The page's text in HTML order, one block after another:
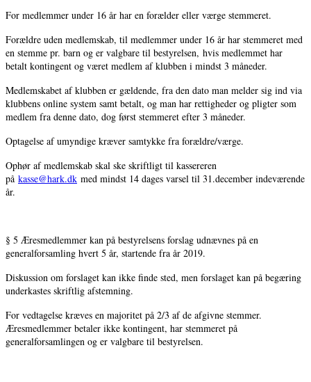
For medlemmer under 16 år har en forælder eller værge stemmeret.
Forældre uden medlemskab, til medlemmer under 16 år har stemmeret med
en stemme pr. barn og er valgbare til bestyrelsen, hvis medlemmet har
betalt kontingent og været medlem af klubben i mindst 3 måneder.
Medlemskabet af klubben er gældende, fra den dato man melder sig ind via
klubbens online system samt betalt, og man har rettigheder og pligter som
medlem fra denne dato, dog først stemmeret efter 3 måneder.
Optagelse af umyndige kræver samtykke fra forældre/værge.
Ophør af medlemskab skal ske skriftligt til kassereren
på kasse@hark.dk med mindst 14 dages varsel til 31.december indeværende
år.
§ 5 Æresmedlemmer kan på bestyrelsens forslag udnævnes på en
generalforsamling hvert 5 år, startende fra år 2019.
Diskussion om forslaget kan ikke finde sted, men forslaget kan på begæring
underkastes skriftlig afstemning.
For vedtagelse kræves en majoritet på 2/3 af de afgivne stemmer.
Æresmedlemmer betaler ikke kontingent, har stemmeret på
generalforsamlingen og er valgbare til bestyrelsen.